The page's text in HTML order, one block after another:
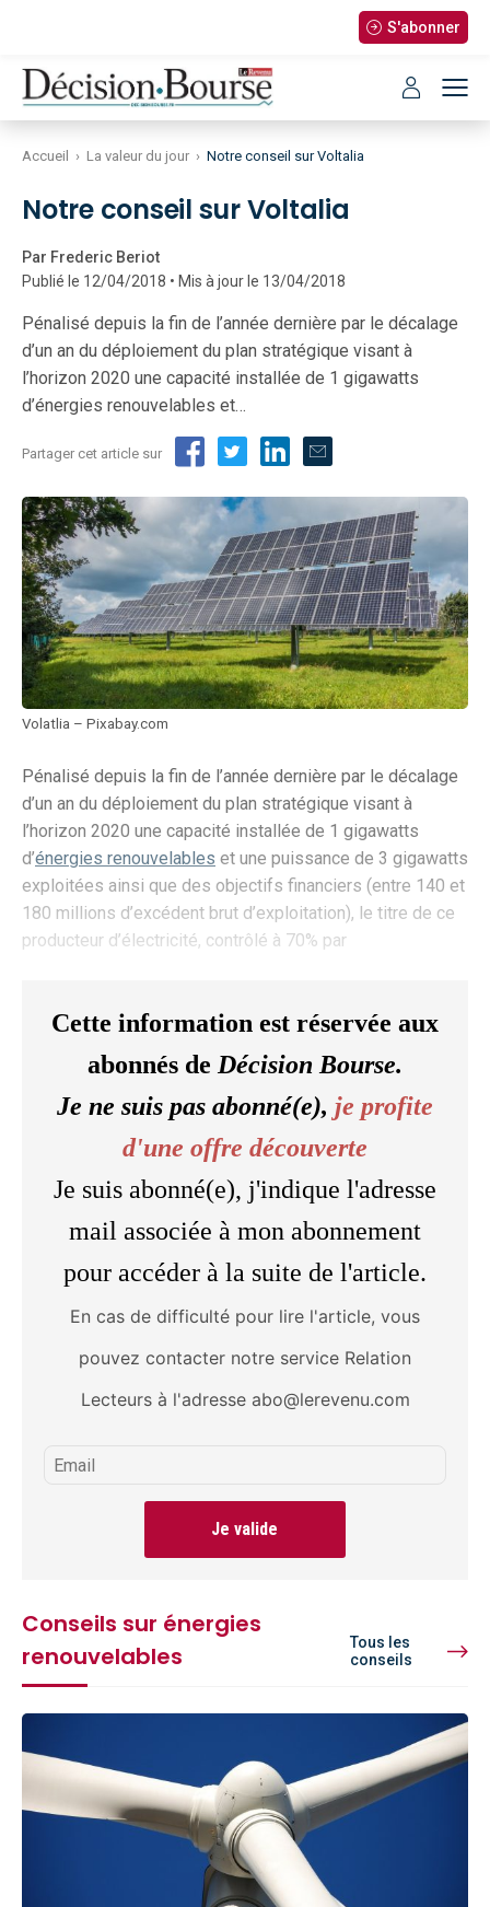
S'abonner
Accueil › La valeur du jour › Notre conseil sur Voltalia
Notre conseil sur Voltalia
Par Frederic Beriot
Publié le 12/04/2018 • Mis à jour le 13/04/2018
Pénalisé depuis la fin de l’année dernière par le décalage
d’un an du déploiement du plan stratégique visant à
l’horizon 2020 une capacité installée de 1 gigawatts
d’énergies renouvelables et…
Partager cet article sur
Volatlia – Pixabay.com
Pénalisé depuis la fin de l’année dernière par le décalage
d’un an du déploiement du plan stratégique visant à
l’horizon 2020 une capacité installée de 1 gigawatts
d’énergies renouvelables et une puissance de 3 gigawatts
exploitées ainsi que des objectifs financiers (entre 140 et
180 millions d’excédent brut d’exploitation), le titre de ce
producteur d’électricité, contrôlé à 70% par
Cette information est réservée aux
abonnés de Décision Bourse.
Je ne suis pas abonné(e), je profite
d'une offre découverte
Je suis abonné(e), j'indique l'adresse
mail associée à mon abonnement
pour accéder à la suite de l'article.
En cas de difficulté pour lire l'article, vous
pouvez contacter notre service Relation
Lecteurs à l'adresse abo@lerevenu.com
Je valide
Conseils sur énergies
renouvelables
Tous les
conseils